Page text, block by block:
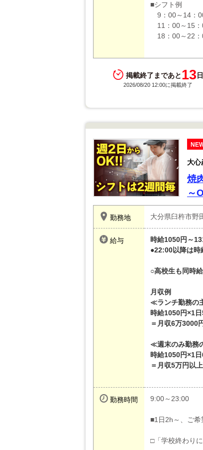
■シフト例
9：00～14：
11：00～15：
18：00～22：
掲載終了まであと13 日
2026/08/20 12:00に掲載終了
大
焼
～
勤務地 大分県臼杵市野
給与
時給1050円～
●22:00以降は時
○高校生も同時給
月収例
≪ランチ勤務の
時給1050円×1
＝月収6万3000
≪週末のみ勤務
時給1050円×1
＝月収5万円以
勤務時間 9:00～23:00
■1日2h～、ご希
□「学校終わり